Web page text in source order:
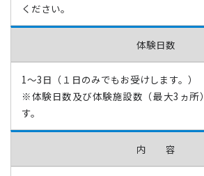
ください。
体験日数
1〜3日（１日のみでもお受けします。）
※体験日数及び体験施設数（最大3ヵ所
す。
内 容